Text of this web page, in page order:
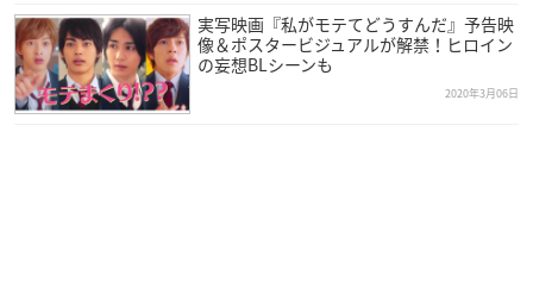
実写映画『私がモテてどうすんだ』予告映
像＆ポスタービジュアルが解禁！ヒロイン
の妄想BLシーンも
2020年3月06日